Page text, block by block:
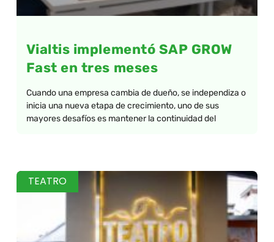
Vialtis implementó SAP GROW
Fast en tres meses
Cuando una empresa cambia de dueño, se independiza o
inicia una nueva etapa de crecimiento, uno de sus
mayores desafíos es mantener la continuidad del
TEATRO